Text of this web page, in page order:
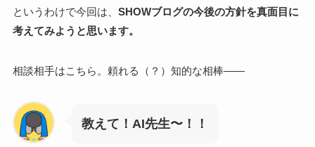
というわけで今回は、 SHOWブログの今後の方針を真面目に
考えてみようと思います。
相談相手はこちら。頼れる（？）知的な相棒——
教えて！AI先生〜！！